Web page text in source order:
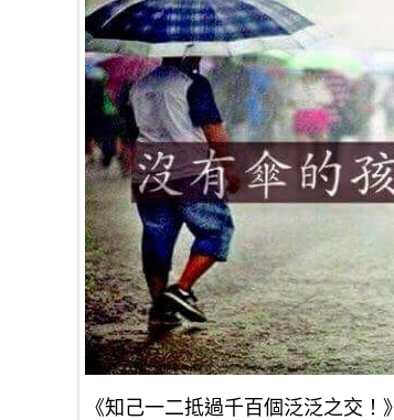
《知己一二抵過千百個泛泛之交！》